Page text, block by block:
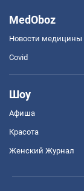
MedOboz
Новости медицины
Covid
Шоу
Афиша
Красота
Женский Журнал